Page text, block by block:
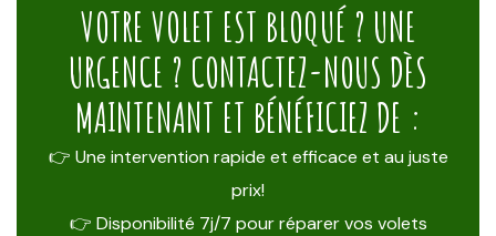
VOTRE VOLET EST BLOQUÉ ? UNE
URGENCE ? CONTACTEZ-NOUS DÈS
MAINTENANT ET BÉNÉFICIEZ DE :
👉 Une intervention rapide et efficace et au juste
prix!
👉 Disponibilité 7j/7 pour réparer vos volets